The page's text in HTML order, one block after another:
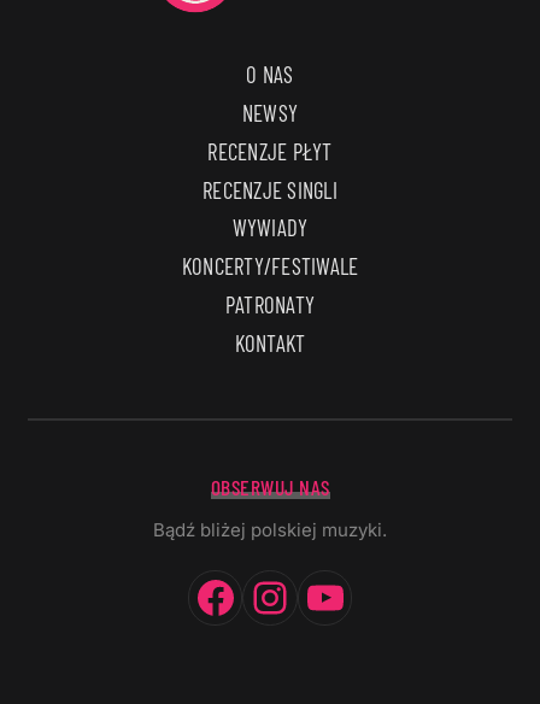
O NAS
NEWSY
RECENZJE PŁYT
RECENZJE SINGLI
WYWIADY
KONCERTY/FESTIWALE
PATRONATY
KONTAKT
OBSERWUJ NAS
Bądź bliżej polskiej muzyki.
Facebook
Instagram